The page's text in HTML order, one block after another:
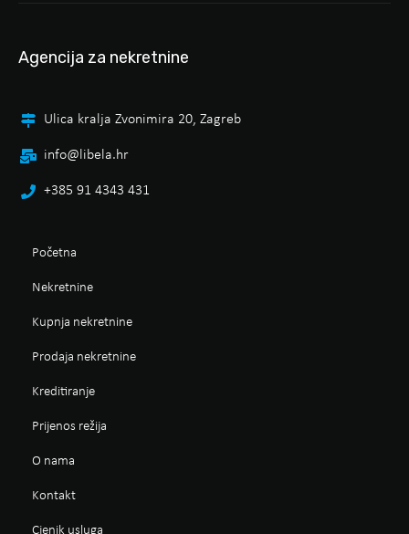
Agencija za nekretnine
Ulica kralja Zvonimira 20, Zagreb
info@libela.hr
+385 91 4343 431
Početna
Nekretnine
Kupnja nekretnine
Prodaja nekretnine
Kreditiranje
Prijenos režija
O nama
Kontakt
Cjenik usluga